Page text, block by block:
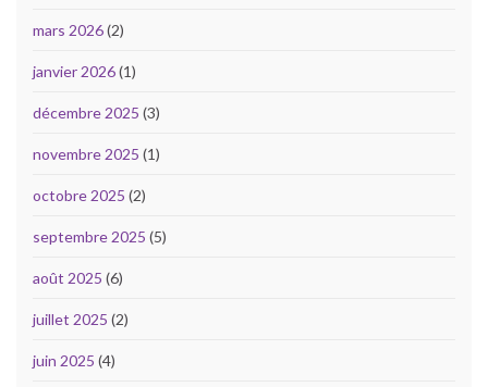
mars 2026(2)
janvier 2026(1)
décembre 2025 (3)
novembre 2025 (1)
octobre 2025 (2)
septembre 2025 (5)
août 2025 (6)
juillet 2025 (2)
juin 2025 (4)